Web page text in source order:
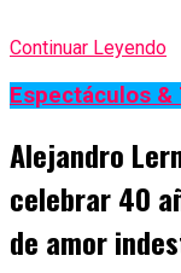
Continuar Leyendo
Espectáculos &
Alejandro
celebrar 40
de amor